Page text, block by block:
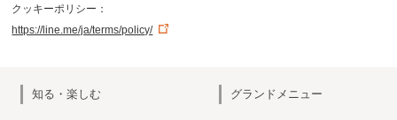
クッキーポリシー：
https://line.me/ja/terms/policy/
知る・楽しむ グランドメニュー